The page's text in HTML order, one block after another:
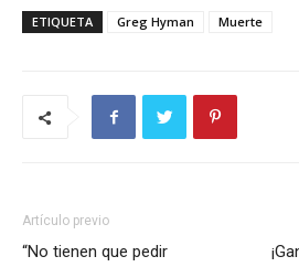
ETIQUETA Greg Hyman Muerte
Artículo previo
“No tienen que pedir